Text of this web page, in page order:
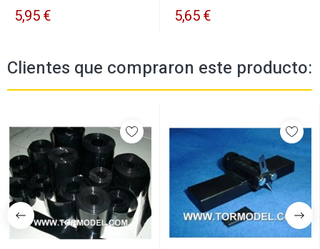
5,95 € 5,65 €
Clientes que compraron este producto: